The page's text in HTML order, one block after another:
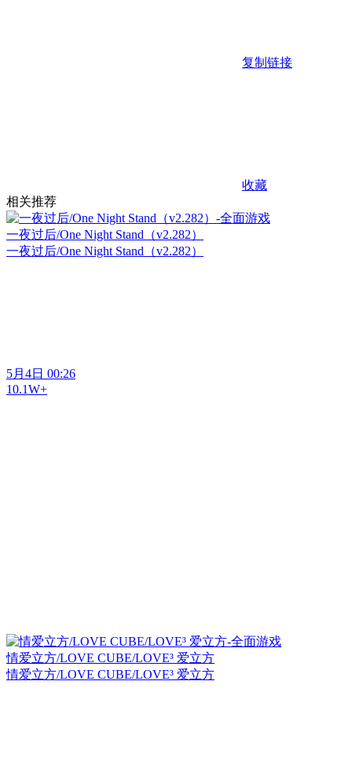
复制链接
收藏
相关推荐
一夜过后/One Night Stand（v2.282）
一夜过后/One Night Stand（v2.282）
5月4日 00:26
10.1W+
情爱立方/LOVE CUBE/LOVE³ 爱立方
情爱立方/LOVE CUBE/LOVE³ 爱立方